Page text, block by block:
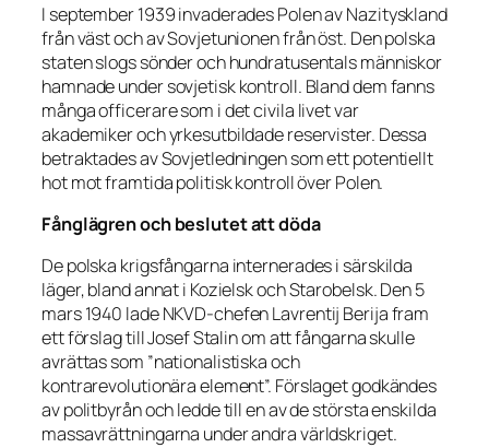
I september 1939 invaderades Polen av Nazityskland
från väst och av Sovjetunionen från öst. Den polska
staten slogs sönder och hundratusentals människor
hamnade under sovjetisk kontroll. Bland dem fanns
många officerare som i det civila livet var
akademiker och yrkesutbildade reservister. Dessa
betraktades av Sovjetledningen som ett potentiellt
hot mot framtida politisk kontroll över Polen.
Fånglägren och beslutet att döda
De polska krigsfångarna internerades i särskilda
läger, bland annat i Kozielsk och Starobelsk. Den 5
mars 1940 lade NKVD-chefen Lavrentij Berija fram
ett förslag till Josef Stalin om att fångarna skulle
avrättas som ”nationalistiska och
kontrarevolutionära element”. Förslaget godkändes
av politbyrån och ledde till en av de största enskilda
massavrättningarna under andra världskriget.